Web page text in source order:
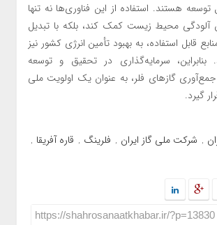
هستند. استفاده از این فناوری‌ها نه تنها
آلودگی محیط زیست کمک کند، بلکه با تبدیل
قابل استفاده، به بهبود تأمین انرژی کشور نیز
سرمایه‌گذاری در تحقیق و توسعه
گازهای فلر، به عنوان یک اولویت ملی
گیرد.
, شرکت ملی گاز ایران , فلرینگ , قاره آفریقا ,
https://shahrosanaatkhabar.ir/?p=13830